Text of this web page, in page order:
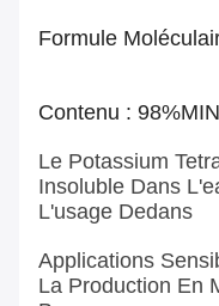
Formule
Contenu : 98%MIN
Le Potassium
Insoluble Dans
L'usage Dedans
Applications
La Production En